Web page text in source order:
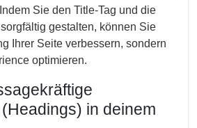
Sie den Title-Tag und die
gestalten, können Sie
Ihrer Seite verbessern, sondern
optimieren.
in deinem